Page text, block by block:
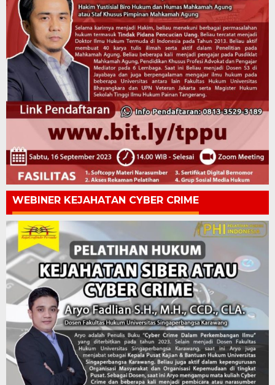
WEBINER KEJAHATAN CYBER CRIME